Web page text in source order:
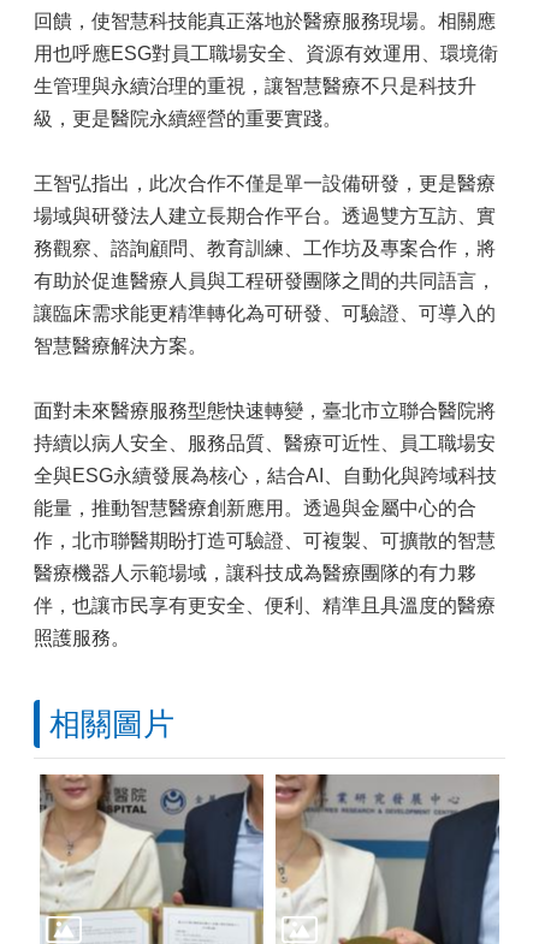
回饋，使智慧科技能真正落地於醫療服務現場。相關應
用也呼應ESG對員工職場安全、資源有效運用、環境衛
生管理與永續治理的重視，讓智慧醫療不只是科技升
級，更是醫院永續經營的重要實踐。
王智弘指出，此次合作不僅是單一設備研發，更是醫療
場域與研發法人建立長期合作平台。透過雙方互訪、實
務觀察、諮詢顧問、教育訓練、工作坊及專案合作，將
有助於促進醫療人員與工程研發團隊之間的共同語言，
讓臨床需求能更精準轉化為可研發、可驗證、可導入的
智慧醫療解決方案。
面對未來醫療服務型態快速轉變，臺北市立聯合醫院將
持續以病人安全、服務品質、醫療可近性、員工職場安
全與ESG永續發展為核心，結合AI、自動化與跨域科技
能量，推動智慧醫療創新應用。透過與金屬中心的合
作，北市聯醫期盼打造可驗證、可複製、可擴散的智慧
醫療機器人示範場域，讓科技成為醫療團隊的有力夥
伴，也讓市民享有更安全、便利、精準且具溫度的醫療
照護服務。
相關圖片